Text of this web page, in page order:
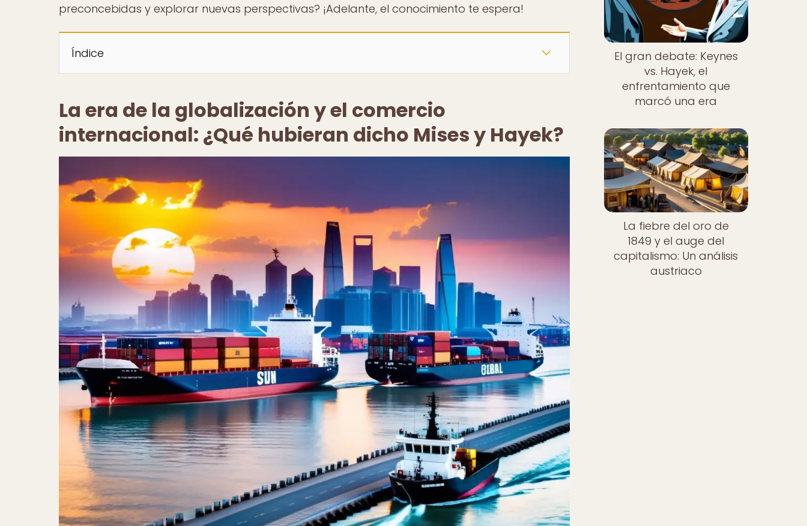
preconcebidas y explorar nuevas perspectivas? ¡Adelante, el conocimiento te espera!
Índice
La era de la globalización y el comercio
internacional: ¿Qué hubieran dicho Mises y Hayek?
El gran debate: Keynes
vs. Hayek, el
enfrentamiento que
marcó una era
La fiebre del oro de
1849 y el auge del
capitalismo: Un análisis
austriaco